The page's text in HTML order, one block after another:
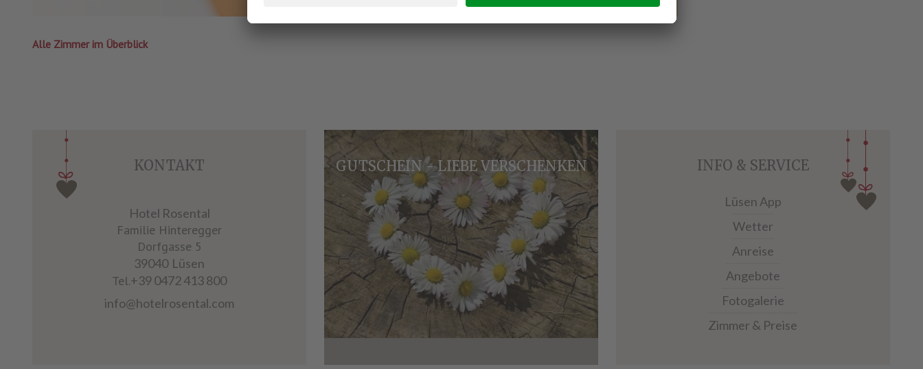
Alle Zimmer im Überblick
KONTAKT
Hotel Rosental
Familie Hinteregger
Dorfgasse 5
39040 Lüsen
Tel.+39 0472 413 800
info@hotelrosental.com
GUTSCHEIN - LIEBE VERSCHENKEN INFO & SERVICE
Lüsen App
Wetter
Anreise
Angebote
Fotogalerie
Zimmer & Preise